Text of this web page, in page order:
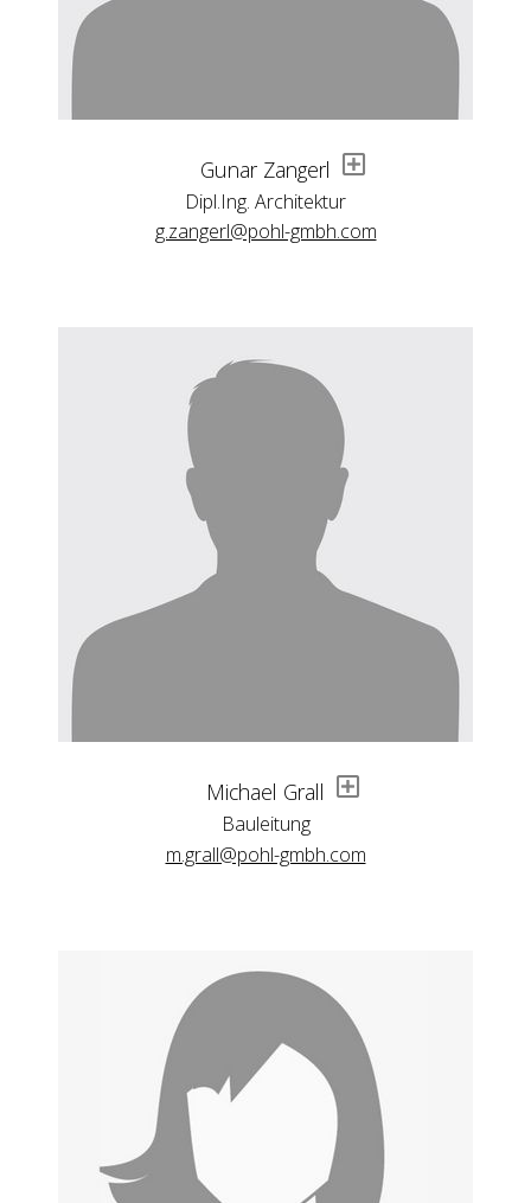
Gunar Zangerl
Dipl.Ing. Architektur
g.zangerl@pohl-gmbh.com
Michael Grall
Bauleitung
m.grall@pohl-gmbh.com